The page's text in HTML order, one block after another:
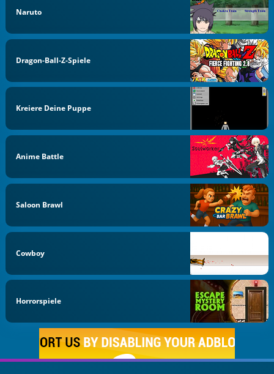
Naruto
Dragon-Ball-Z-Spiele
Kreiere Deine Puppe
Anime Battle
Saloon Brawl
Cowboy
Horrorspiele